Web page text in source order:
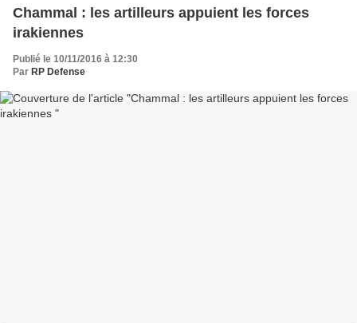
Chammal : les artilleurs appuient les forces
irakiennes
Publié le 10/11/2016 à 12:30
Par RP Defense